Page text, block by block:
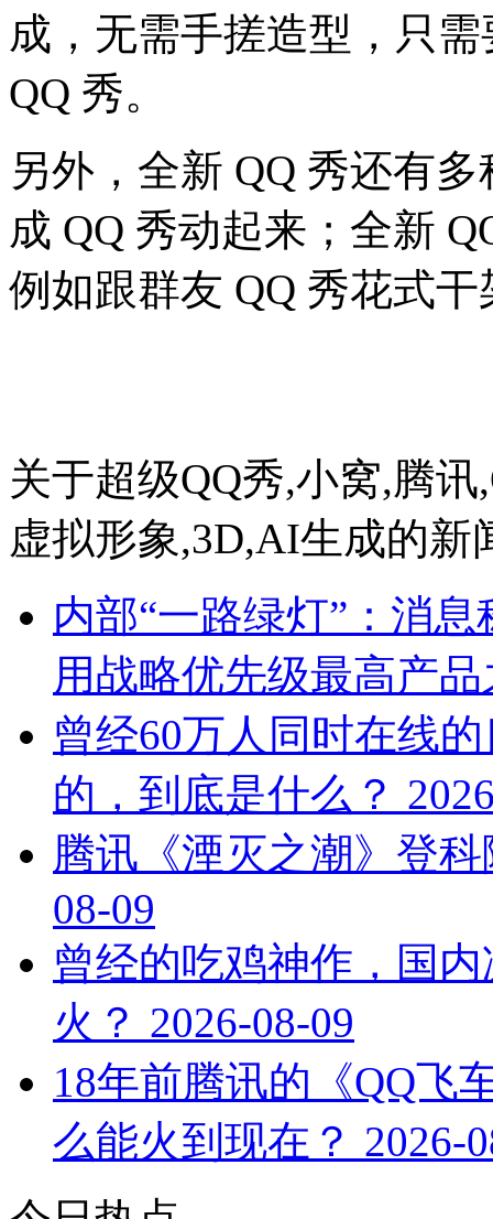
成，无需手搓造型，只
QQ 秀。
另外，全新 QQ 秀还有
成 QQ 秀动起来；全新
例如跟群友 QQ 秀花式
关于超级QQ秀,小窝,腾
虚拟形象,3D,AI生成的新
内部“一路绿灯”：消
用战略优先级最高产
曾经60万人同时在线
的，到底是什么？
腾讯《湮灭之潮》登
08-09
曾经的吃鸡神作，国
火？ 2026-08-09
18年前腾讯的《QQ飞
么能火到现在？ 2026-